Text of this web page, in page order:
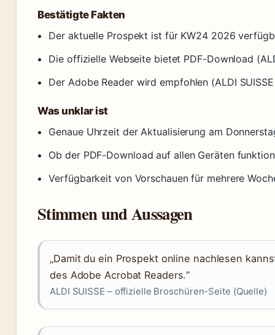
Bestätigte Fakten
Der aktuelle Prospekt ist für KW24 2026
Die offizielle Webseite bietet PDF-Download
Der Adobe Reader wird empfohlen (ALDI
Was unklar ist
Genaue Uhrzeit der Aktualisierung am
Ob der PDF-Download auf allen Geräten
Verfügbarkeit von Vorschauen für mehrere
Stimmen und Aussagen
„Damit du ein Prospekt online nachlesen
des Adobe Acrobat Readers.“
ALDI SUISSE – offizielle Broschüren-Seite (Quelle)